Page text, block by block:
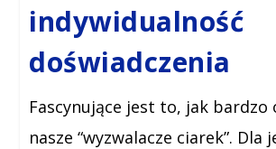
indywidualność
doświadczenia
Fascynujące jest to, jak bardzo
nasze “wyzwalacze ciarek”. Dla